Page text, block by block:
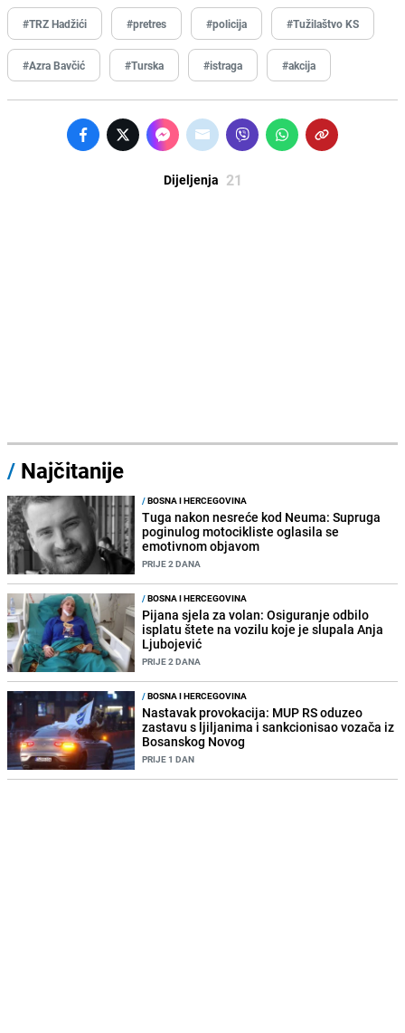
#TRZ Hadžići #pretres #policija #Tužilaštvo KS
#Azra Bavčić #Turska #istraga #akcija
Dijeljenja 21
/ Najčitanije
/BOSNA I HERCEGOVINA
Tuga nakon nesreće kod Neuma: Supruga
poginulog motocikliste oglasila se
emotivnom objavom
PRIJE 2 DANA
/BOSNA I HERCEGOVINA
Pijana sjela za volan: Osiguranje odbilo
isplatu štete na vozilu koje je slupala Anja
Ljubojević
PRIJE 2 DANA
/BOSNA I HERCEGOVINA
Nastavak provokacija: MUP RS oduzeo
zastavu s ljiljanima i sankcionisao vozača iz
Bosanskog Novog
PRIJE 1 DAN